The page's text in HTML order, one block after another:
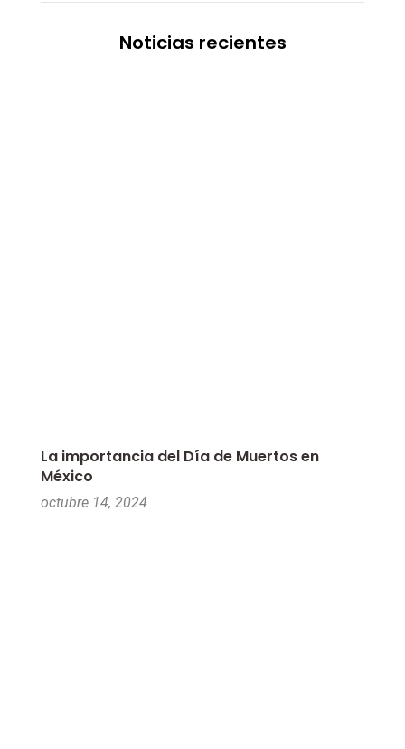
Noticias recientes
La importancia del Día de Muertos en
México
octubre 14, 2024